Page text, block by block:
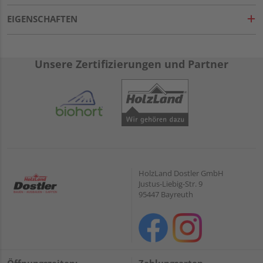
EIGENSCHAFTEN
Unsere Zertifizierungen und Partner
HolzLand Dostler GmbH
Justus-Liebig-Str. 9
95447 Bayreuth